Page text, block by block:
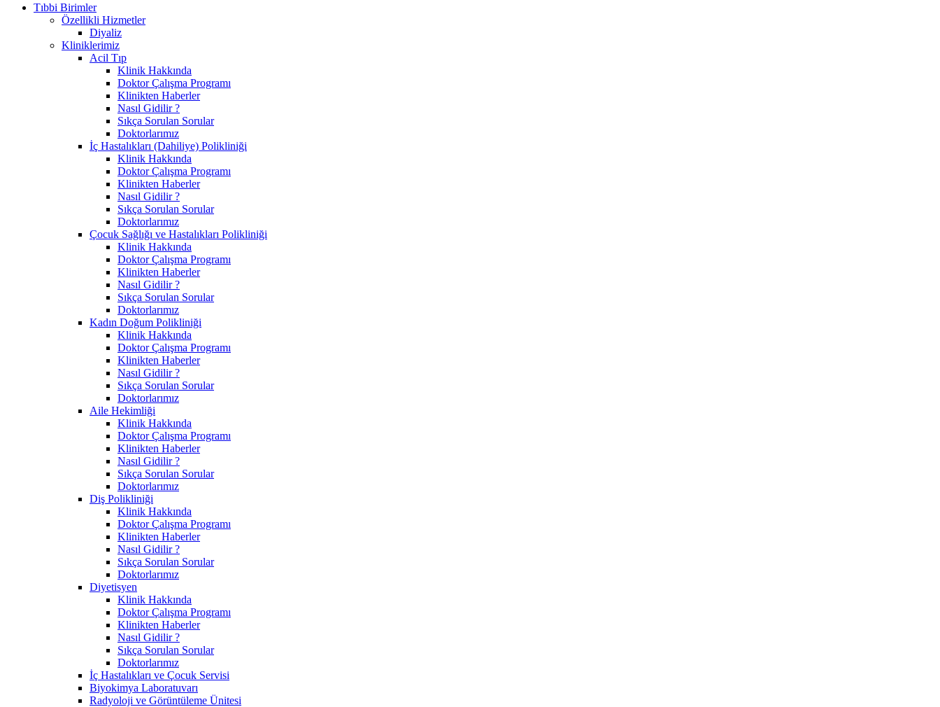
Tıbbi Birimler
Özellikli Hizmetler
Diyaliz
Kliniklerimiz
Acil Tıp
Klinik Hakkında
Doktor Çalışma Programı
Klinikten Haberler
Nasıl Gidilir ?
Sıkça Sorulan Sorular
Doktorlarımız
İç Hastalıkları (Dahiliye) Polikliniği
Klinik Hakkında
Doktor Çalışma Programı
Klinikten Haberler
Nasıl Gidilir ?
Sıkça Sorulan Sorular
Doktorlarımız
Çocuk Sağlığı ve Hastalıkları Polikliniği
Klinik Hakkında
Doktor Çalışma Programı
Klinikten Haberler
Nasıl Gidilir ?
Sıkça Sorulan Sorular
Doktorlarımız
Kadın Doğum Polikliniği
Klinik Hakkında
Doktor Çalışma Programı
Klinikten Haberler
Nasıl Gidilir ?
Sıkça Sorulan Sorular
Doktorlarımız
Aile Hekimliği
Klinik Hakkında
Doktor Çalışma Programı
Klinikten Haberler
Nasıl Gidilir ?
Sıkça Sorulan Sorular
Doktorlarımız
Diş Polikliniği
Klinik Hakkında
Doktor Çalışma Programı
Klinikten Haberler
Nasıl Gidilir ?
Sıkça Sorulan Sorular
Doktorlarımız
Diyetisyen
Klinik Hakkında
Doktor Çalışma Programı
Klinikten Haberler
Nasıl Gidilir ?
Sıkça Sorulan Sorular
Doktorlarımız
İç Hastalıkları ve Çocuk Servisi
Biyokimya Laboratuvarı
Radyoloji ve Görüntüleme Ünitesi